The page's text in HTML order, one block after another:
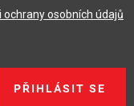
osobních údajů
PŘIHLÁSIT SE